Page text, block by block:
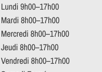
Lundi 9h00–17h00
Mardi 8h00–17h00
Mercredi 8h00–17h00
Jeudi 8h00–17h00
Vendredi 8h00–17h00